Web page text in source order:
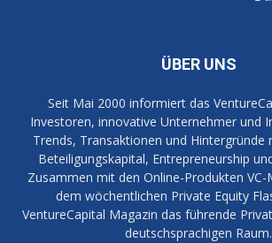
ÜBER UNS
Seit Mai 2000 informiert das
Investoren, innovative Unternehmer und
Trends, Transaktionen und Hintergründe
Beteiligungskapital, Entrepreneurship
Zusammen mit den Online-Produkten VC-
dem wöchentlichen Private Equity
VentureCapital Magazin das führende
deutschsprachigen Raum.